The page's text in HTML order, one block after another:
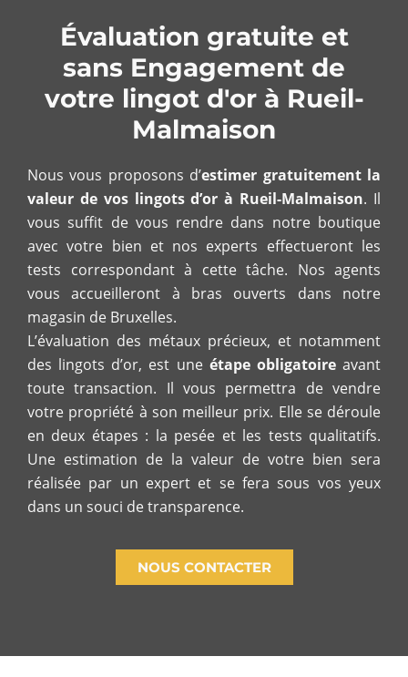
Évaluation gratuite et
sans Engagement de
votre lingot d'or à Rueil-
Malmaison
Nous vous proposons d’estimer gratuitement la
valeur de vos lingots d’or à Rueil-Malmaison. Il
vous suffit de vous rendre dans notre boutique
avec votre bien et nos experts effectueront les
tests correspondant à cette tâche. Nos agents
vous accueilleront à bras ouverts dans notre
magasin de Bruxelles.
L’évaluation des métaux précieux, et notamment
des lingots d’or, est une étape obligatoireavant
toute transaction. Il vous permettra de vendre
votre propriété à son meilleur prix. Elle se déroule
en deux étapes : la pesée et les tests qualitatifs.
Une estimation de la valeur de votre bien sera
réalisée par un expert et se fera sous vos yeux
dans un souci de transparence.
NOUS CONTACTER